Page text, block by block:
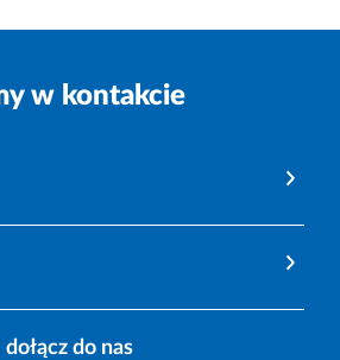
w kontakcie
dołącz do nas